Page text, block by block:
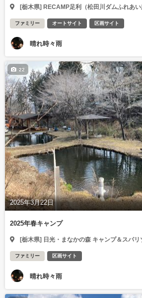
[栃木県] RECAMP足利（松田川ダムふれあい
ファミリー オートサイト 区画サイト
晴れ時々雨
2025年3月22日
22
2025年春キャンプ
[栃木県] 日光・まなかの森 キャンプ＆スパリ
ファミリー 区画サイト
晴れ時々雨